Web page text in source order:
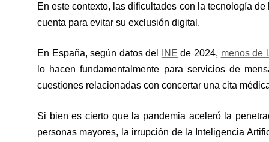
En este contexto, las dificultades con la tecnología
cuenta para evitar su exclusión digital.
En España, según datos del INE de 2024, menos de
lo hacen fundamentalmente para servicios de
cuestiones relacionadas con concertar una cita
Si bien es cierto que la pandemia aceleró la
personas mayores, la irrupción de la Inteligencia